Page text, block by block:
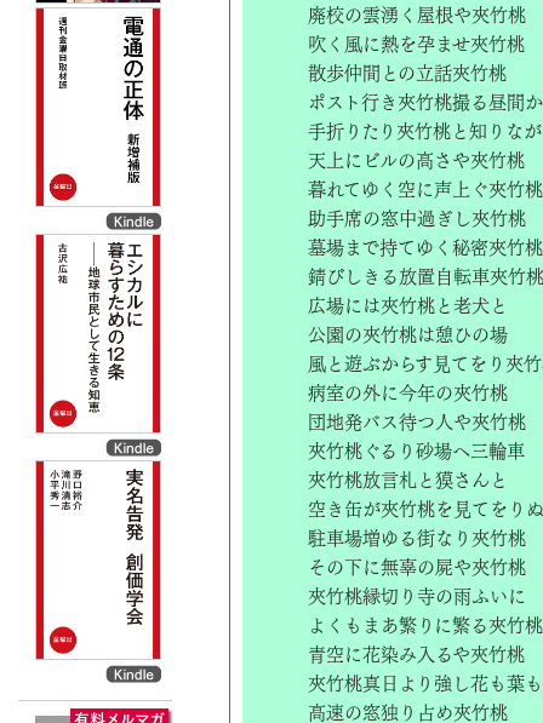
廃校の雲湧く屋根や夾竹桃
吹く風に熱を孕ませ夾竹桃
散歩仲間との立話夾竹桃
ポスト行き夾竹桃撮る昼間
手折りたり夾竹桃と知りな
天上にビルの高さや夾竹桃
暮れてゆく空に声上ぐ夾竹桃
助手席の窓中過ぎし夾竹桃
墓場まで持てゆく秘密夾竹桃
錆びしきる放置自転車夾竹桃
広場には夾竹桃と老犬と
公園の夾竹桃は憩ひの場
風と遊ぶからす見てをり夾
病室の外に今年の夾竹桃
団地発バス待つ人や夾竹桃
夾竹桃ぐるり砂場へ三輪車
夾竹桃放言札と獏さんと
空き缶が夾竹桃を見てをりぬ
駐車場増ゆる街なり夾竹桃
その下に無辜の屍や夾竹桃
夾竹桃縁切り寺の雨ふいに
よくもまあ繁りに繁る夾竹桃
青空に花染み入るや夾竹桃
夾竹桃真日より強し花も葉も
高速の窓独り占め夾竹桃